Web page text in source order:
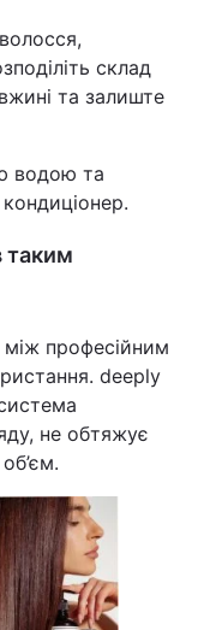
склад
та залиште
водою та
таким
між професійним
deeply
не обтяжує